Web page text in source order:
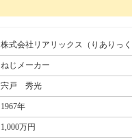
株式会社リアリックス（りありっく
ねじメーカー
宍戸 秀光
1967年
1,000万円